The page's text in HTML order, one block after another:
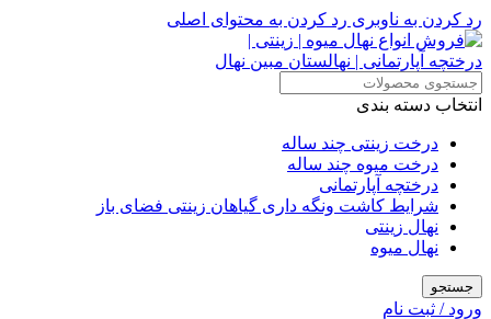
رد کردن به ناوبری رد کردن به محتوای اصلی
انتخاب دسته بندی
درخت زینتی چند ساله
درخت میوه چند ساله
درختچه آپارتمانی
شرایط کاشت ونگه داری گیاهان زینتی فضای باز
نهال زینتی
نهال میوه
جستجو
ورود / ثبت نام